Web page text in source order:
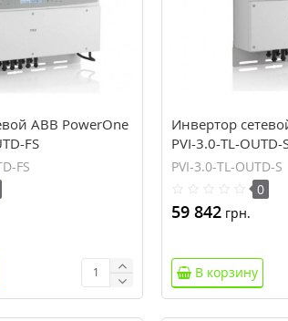
ABB PowerOne
FS
FS
Инвертор
PVI-3.0-TL-OUTD-
PVI-3.0-TL-OUTD-S
0
59 842 грн.
В корзину